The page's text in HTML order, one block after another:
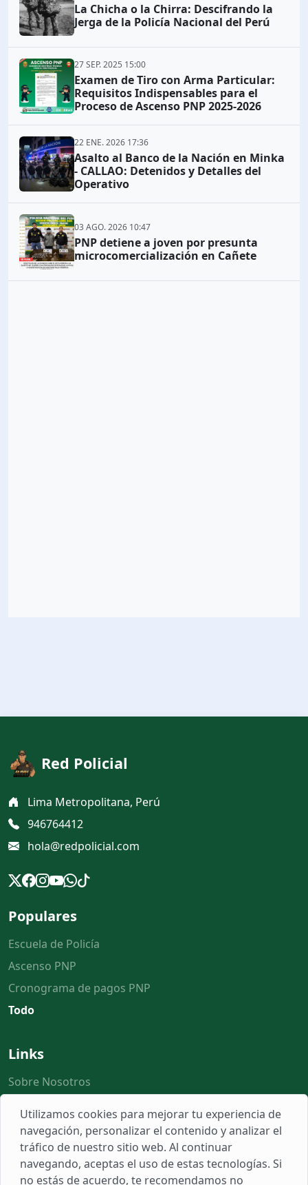
La Chicha o la Chirra: Descifrando la
Jerga de la Policía Nacional del Perú
27 SEP. 2025 15:00
Examen de Tiro con Arma Particular:
Requisitos Indispensables para el
Proceso de Ascenso PNP 2025-2026
22 ENE. 2026 17:36
Asalto al Banco de la Nación en Minka
- CALLAO: Detenidos y Detalles del
Operativo
03 AGO. 2026 10:47
PNP detiene a joven por presunta
microcomercialización en Cañete
Red Policial
Lima Metropolitana, Perú
946764412
hola@redpolicial.com
Populares
Escuela de Policía
Ascenso PNP
Cronograma de pagos PNP
Todo
Links
Sobre Nosotros
Herramientas
Reclamos
Utilizamos cookies para mejorar tu experiencia de
navegación, personalizar el contenido y analizar el
tráfico de nuestro sitio web. Al continuar
navegando, aceptas el uso de estas tecnologías. Si
no estás de acuerdo, te recomendamos no